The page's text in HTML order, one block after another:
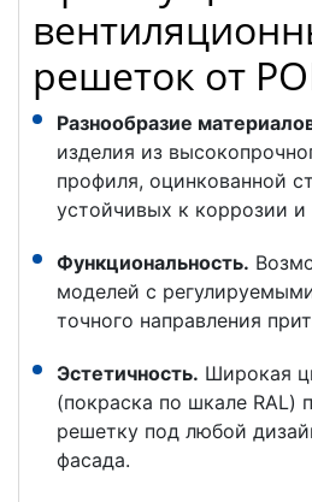
решеток от
Разнообразие
изделия из
профиля, оцинкованной
устойчивых к коррозии
Функциональность.
моделей с
точного направления
Эстетичность. Широкая
(покраска по шкале RAL)
решетку под любой
фасада.